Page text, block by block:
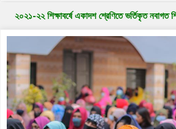
২০২১-২২ শিক্ষাবর্ষে একাদশ শ্রেণিতে ভর্তিকৃত নবাগত